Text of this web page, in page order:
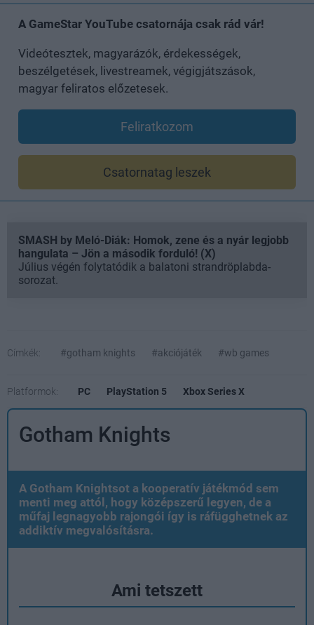
A GameStar YouTube csatornája csak rád vár!
Videótesztek, magyarázók, érdekességek,
beszélgetések, livestreamek, végigjátszások,
magyar feliratos előzetesek.
Feliratkozom
Csatornatag leszek
SMASH by Meló-Diák: Homok, zene és a nyár legjobb
hangulata – Jön a második forduló! (X)
Július végén folytatódik a balatoni strandröplabda-
sorozat.
Címkék: #gotham knights #akciójáték #wb games
Platformok: PC PlayStation 5 Xbox Series X
Gotham Knights
A Gotham Knightsot a kooperatív játékmód sem
menti meg attól, hogy középszerű legyen, de a
műfaj legnagyobb rajongói így is ráfügghetnek az
addiktív megvalósításra.
Ami tetszett